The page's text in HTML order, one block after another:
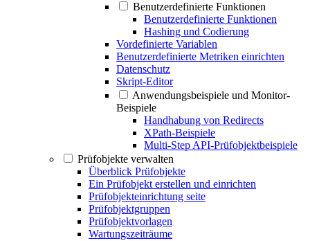
Benutzerdefinierte Funktionen
Benutzerdefinierte Funktionen
Hashing und Codierung
Vordefinierte Variablen
Benutzerdefinierte Metriken einrichten
Datenschutz
Skript-Editor
Anwendungsbeispiele und Monitor-
Beispiele
Handhabung von Redirects
XPath-Beispiele
Multi-Step API-Prüfobjektbeispiele
Prüfobjekte verwalten
Überblick Prüfobjekte
Ein Prüfobjekt erstellen und einrichten
Prüfobjekteinrichtung seite
Prüfobjektgruppen
Prüfobjektvorlagen
Wartungszeiträume